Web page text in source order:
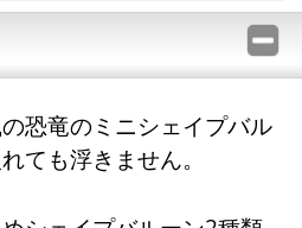
恐竜のミニシェイプバル
ても浮きません。